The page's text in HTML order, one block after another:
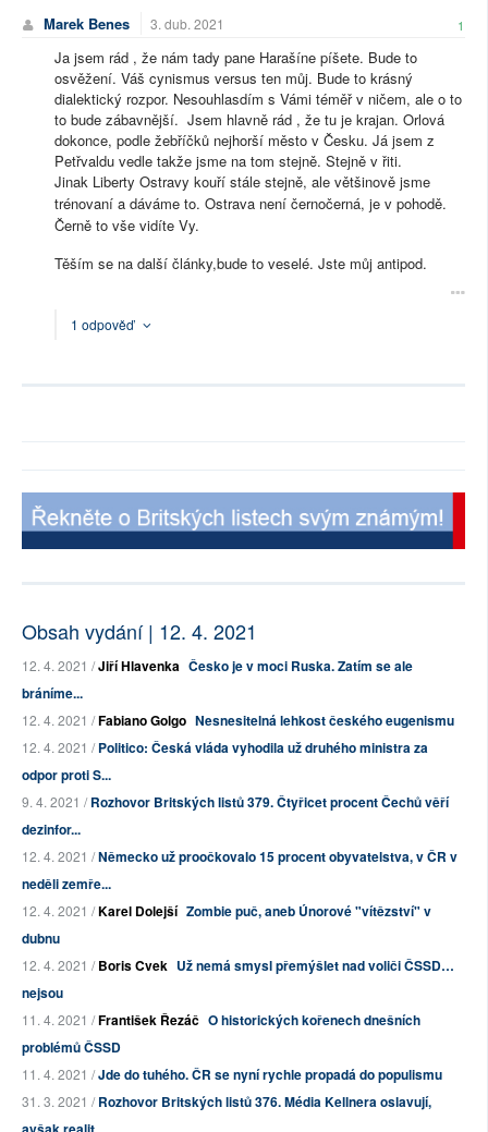
Marek Benes 3. dub. 2021 1
Ja jsem rád , že nám tady pane Harašíne píšete. Bude to
osvěžení. Váš cynismus versus ten můj. Bude to krásný
dialektický rozpor. Nesouhlasdím s Vámi téměř v ničem, ale o to
to bude zábavnější. Jsem hlavně rád , že tu je krajan. Orlová
dokonce, podle žebříčků nejhorší město v Česku. Já jsem z
Petřvaldu vedle takže jsme na tom stejně. Stejně v řiti.
Jinak Liberty Ostravy kouří stále stejně, ale většinově jsme
trénovaní a dáváme to. Ostrava není černočerná, je v pohodě.
Černě to vše vidíte Vy.
Těším se na další články,bude to veselé. Jste můj antipod.
1 odpověď
Obsah vydání | 12. 4. 2021
12. 4. 2021 /Jiří Hlavenka Česko je v moci Ruska. Zatím se ale
bráníme...
12. 4. 2021 /Fabiano Golgo Nesnesitelná lehkost českého eugenismu
12. 4. 2021 /Politico: Česká vláda vyhodila už druhého ministra za
odpor proti S...
9. 4. 2021 /Rozhovor Britských listů 379. Čtyřicet procent Čechů věří
dezinfor...
12. 4. 2021 /Německo už proočkovalo 15 procent obyvatelstva, v ČR v
neděli zemře...
12. 4. 2021 /Karel Dolejší Zombie puč, aneb Únorové "vítězství" v
dubnu
12. 4. 2021 /Boris Cvek Už nemá smysl přemýšlet nad voliči ČSSD…
nejsou
11. 4. 2021 /František Řezáč O historických kořenech dnešních
problémů ČSSD
11. 4. 2021 /Jde do tuhého. ČR se nyní rychle propadá do populismu
31. 3. 2021 /Rozhovor Britských listů 376. Média Kellnera oslavují,